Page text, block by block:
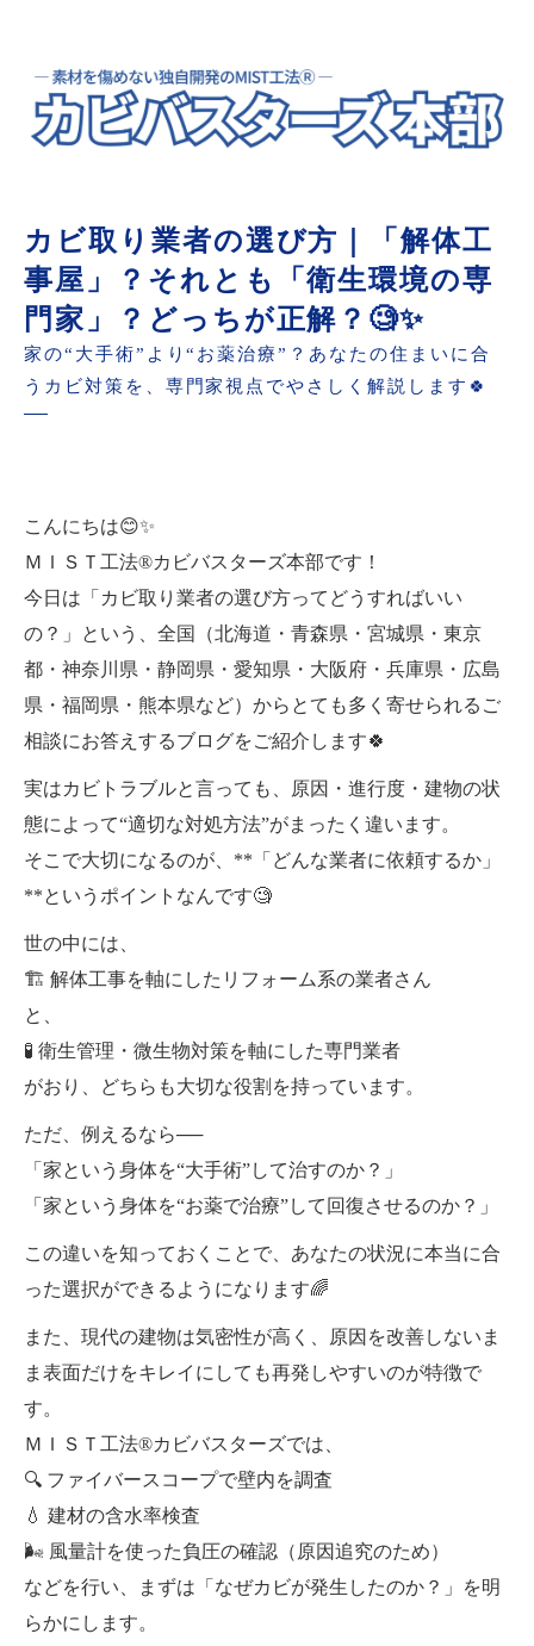
カビ取り業者の選び方｜「解体工
事屋」？それとも「衛生環境の専
門家」？どっちが正解？🧐✨
家の“大手術”より“お薬治療”？あなたの住まいに合
うカビ対策を、専門家視点でやさしく解説します🍀
こんにちは😊✨
ＭＩＳＴ工法®カビバスターズ本部です！
今日は「カビ取り業者の選び方ってどうすればいい
の？」という、全国（北海道・青森県・宮城県・東京
都・神奈川県・静岡県・愛知県・大阪府・兵庫県・広島
県・福岡県・熊本県など）からとても多く寄せられるご
相談にお答えするブログをご紹介します🍀
実はカビトラブルと言っても、原因・進行度・建物の状
態によって“適切な対処方法”がまったく違います。
そこで大切になるのが、**「どんな業者に依頼するか」
**というポイントなんです🧐
世の中には、
🏗 解体工事を軸にしたリフォーム系の業者さん
と、
🧪 衛生管理・微生物対策を軸にした専門業者
がおり、どちらも大切な役割を持っています。
ただ、例えるなら──
「家という身体を“大手術”して治すのか？」
「家という身体を“お薬で治療”して回復させるのか？」
この違いを知っておくことで、あなたの状況に本当に合
った選択ができるようになります🌈
また、現代の建物は気密性が高く、原因を改善しないま
ま表面だけをキレイにしても再発しやすいのが特徴で
す。
ＭＩＳＴ工法®カビバスターズでは、
🔍 ファイバースコープで壁内を調査
💧 建材の含水率検査
🌬 風量計を使った負圧の確認（原因追究のため）
などを行い、まずは「なぜカビが発生したのか？」を明
らかにします。